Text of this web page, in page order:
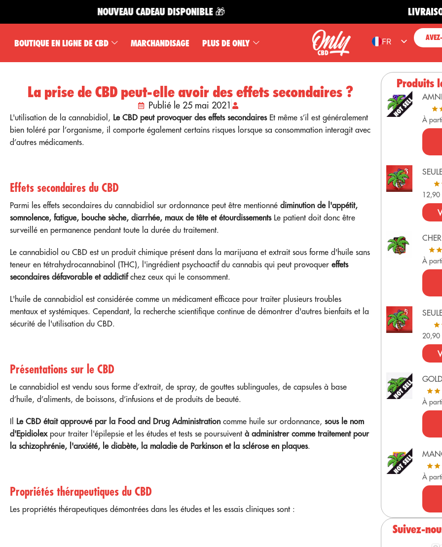
NOUVEAU CADEAU DISPONIBLE 🎁 LIVRAISON
BOUTIQUE EN LIGNE DE CBD MARCHANDISAGE PLUS DE ONLY
FR
EN
DE
La prise de CBD peut-elle avoir des effets secondaires ?
Publié le 25 mai 2021
L'utilisation de la cannabidiol , Le CBD peut provoquer des effets secondaires Et même s’il est généralement
bien toléré par l’organisme, il comporte également certains risques lorsque sa consommation interagit avec
d’autres médicaments.
Effets secondaires du CBD
Parmi les effets secondaires du cannabidiol sur ordonnance peut être mentionné diminution de l'appétit,
somnolence, fatigue, bouche sèche, diarrhée, maux de tête et étourdissementsLe patient doit donc être
surveillé en permanence pendant toute la durée du traitement.
Le cannabidiol ou CBD est un produit chimique présent dans la marijuana et extrait sous forme d'huile sans
teneur en tétrahydrocannabinol (THC), l'ingrédient psychoactif du cannabis qui peut provoquer effets
secondaires défavorable et addictifchez ceux qui le consomment.
L'huile de cannabidiol est considérée comme un médicament efficace pour traiter plusieurs troubles
mentaux et systémiques. Cependant, la recherche scientifique continue de démontrer d'autres bienfaits et la
sécurité de l'utilisation du CBD.
Présentations sur le CBD
Le cannabidiol est vendu sous forme d’extrait, de spray, de gouttes sublinguales, de capsules à base
d’huile, d’aliments, de boissons, d’infusions et de produits de beauté.
Il Le CBD était approuvé par la Food and Drug Administration comme huile sur ordonnance, sous le nom
d'Epidiolexpour traiter l'épilepsie et les études et tests se poursuivent à administrer comme traitement pour
la schizophrénie, l'anxiété, le diabète, la maladie de Parkinson et la sclérose en plaques.
Propriétés thérapeutiques du CBD
Les propriétés thérapeutiques démontrées dans les études et les essais cliniques sont :
Produits
À
12,90
À
20,90
À
À
Suivez-